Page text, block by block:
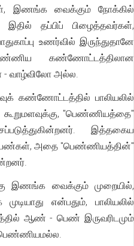
இணங்க வைக்கும் நோக்கில்
இதில் தப்பிப் பிழைத்தவர்கள்,
உணர்வில் இருந்துதானே
கண்ணோட்டத்திலான
- வாழ்விலோ அல்ல.
கண்ணோட்டத்தில் பாலியலில்
"பெண்ணியத்தை"
இத்தகைய
பெண்கள், அதை "பெண்ணியத்தின்"
இணங்க வைக்கும் முறையில்,
என்பதும், பாலியலில்
ஆண் - பெண் இருவரிடமும்
பெண்ணியமல்ல.